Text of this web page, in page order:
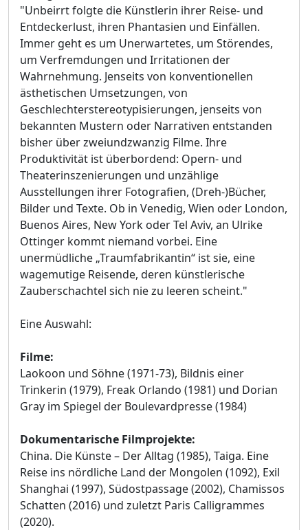
"Unbeirrt folgte die Künstlerin ihrer Reise- und
Entdeckerlust, ihren Phantasien und Einfällen.
Immer geht es um Unerwartetes, um Störendes,
um Verfremdungen und Irritationen der
Wahrnehmung. Jenseits von konventionellen
ästhetischen Umsetzungen, von
Geschlechterstereotypisierungen, jenseits von
bekannten Mustern oder Narrativen entstanden
bisher über zweiundzwanzig Filme. Ihre
Produktivität ist überbordend: Opern- und
Theaterinszenierungen und unzählige
Ausstellungen ihrer Fotografien, (Dreh-)Bücher,
Bilder und Texte. Ob in Venedig, Wien oder London,
Buenos Aires, New York oder Tel Aviv, an Ulrike
Ottinger kommt niemand vorbei. Eine
unermüdliche „Traumfabrikantin“ ist sie, eine
wagemutige Reisende, deren künstlerische
Zauberschachtel sich nie zu leeren scheint."
Eine Auswahl:
Filme:
Laokoon und Söhne (1971-73), Bildnis einer
Trinkerin (1979), Freak Orlando (1981) und Dorian
Gray im Spiegel der Boulevardpresse (1984)
Dokumentarische Filmprojekte:
China. Die Künste – Der Alltag (1985), Taiga. Eine
Reise ins nördliche Land der Mongolen (1092), Exil
Shanghai (1997), Südostpassage (2002), Chamissos
Schatten (2016) und zuletzt Paris Calligrammes
(2020).